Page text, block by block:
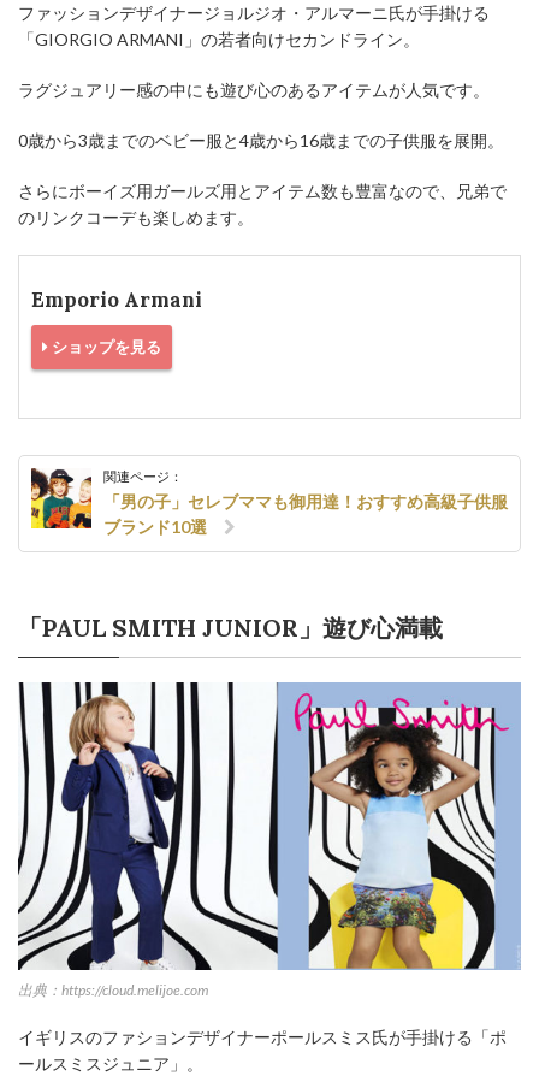
ファッションデザイナージョルジオ・アルマーニ氏が手掛ける
「GIORGIO ARMANI」の若者向けセカンドライン。
ラグジュアリー感の中にも遊び心のあるアイテムが人気です。
0歳から3歳までのベビー服と4歳から16歳までの子供服を展開。
さらにボーイズ用ガールズ用とアイテム数も豊富なので、兄弟で
のリンクコーデも楽しめます。
Emporio Armani
ショップを見る
関連ページ：
「男の子」セレブママも御用達！おすすめ高級子供服
ブランド10選
「PAUL SMITH JUNIOR」遊び心満載
出典：https://cloud.melijoe.com
イギリスのファションデザイナーポールスミス氏が手掛ける「ポ
ールスミスジュニア」。